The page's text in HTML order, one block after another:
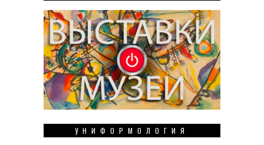
УНИФОРМОЛОГИЯ